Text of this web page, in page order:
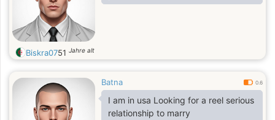
Biskra0751 Jahre alt
Batna 0.6
I am in usa Looking for a reel serious
relationship to marry